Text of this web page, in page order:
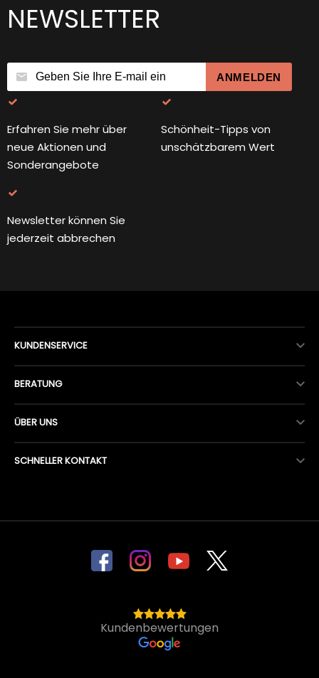
NEWSLETTER
ANMELDEN
Erfahren Sie mehr über
neue Aktionen und
Sonderangebote
Schönheit-Tipps von
unschätzbarem Wert
Newsletter können Sie
jederzeit abbrechen
KUNDENSERVICE
BERATUNG
ÜBER UNS
SCHNELLER KONTAKT
Kundenbewertungen